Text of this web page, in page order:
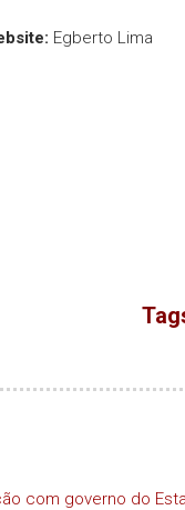
Egberto Lima
com governo do